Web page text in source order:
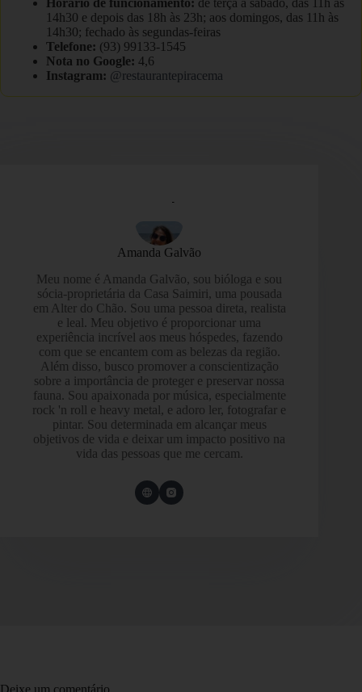
14h30 e depois das 18h às 23h; aos domingos, das 11h às
14h30; fechado às segundas-feiras
Telefone: (93) 99133-1545
Nota no Google: 4,6
Instagram: @restaurantepiracema
Amanda Galvão
Meu nome é Amanda Galvão, sou bióloga e sou
sócia-proprietária da Casa Saimiri, uma pousada
em Alter do Chão. Sou uma pessoa direta, realista
e leal. Meu objetivo é proporcionar uma
experiência incrível aos meus hóspedes, fazendo
com que se encantem com as belezas da região.
Além disso, busco promover a conscientização
sobre a importância de proteger e preservar nossa
fauna. Sou apaixonada por música, especialmente
rock 'n roll e heavy metal, e adoro ler, fotografar e
pintar. Sou determinada em alcançar meus
objetivos de vida e deixar um impacto positivo na
vida das pessoas que me cercam.
Deixe um comentário